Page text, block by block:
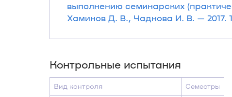
выполнению семинарских
Хаминов Д. В., Чаднова И. В. — 2017.
Контрольные испытания
Вид контроля Семестры